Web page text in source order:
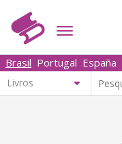
Brasil Portugal España